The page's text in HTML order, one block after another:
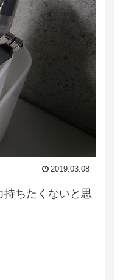
2019.03.08
ちたくないと思